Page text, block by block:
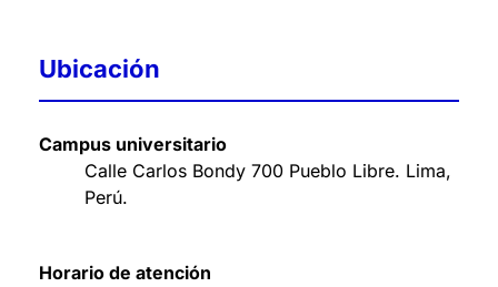
Ubicación
Campus universitario
Calle Carlos Bondy 700 Pueblo Libre. Lima,
Perú.
Horario de atención